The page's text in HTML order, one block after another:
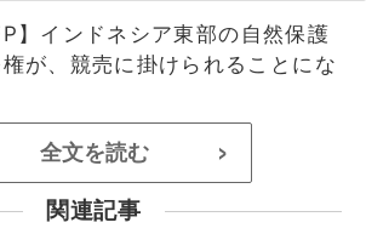
】インドネシア東部の自然保護
が、競売に掛けられることにな
全文を読む >
関連記事